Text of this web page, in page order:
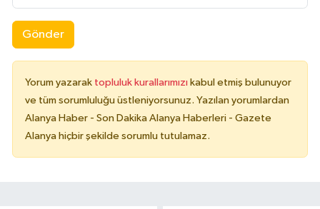
Gönder
Yorum yazarak topluluk kurallarımızı kabul etmiş bulunuyor
ve tüm sorumluluğu üstleniyorsunuz. Yazılan yorumlardan
Alanya Haber - Son Dakika Alanya Haberleri - Gazete
Alanya hiçbir şekilde sorumlu tutulamaz.